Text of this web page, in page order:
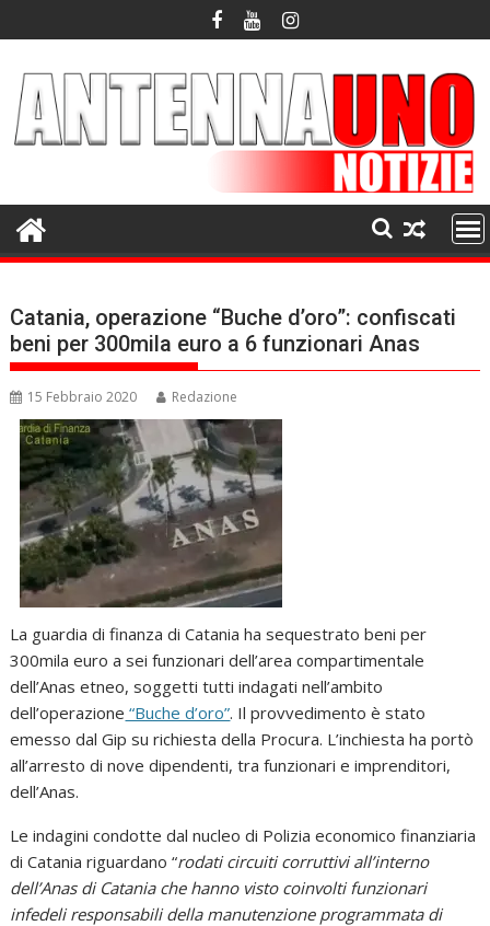
to
Catania, operazione “Buche d’oro”: confiscati
beni per 300mila euro a 6 funzionari Anas
15 Febbraio 2020 Redazione
La guardia di finanza di Catania ha sequestrato beni per
300mila euro a sei funzionari dell’area compartimentale
dell’Anas etneo, soggetti tutti indagati nell’ambito
dell’operazione “Buche d’oro”. Il provvedimento è stato
emesso dal Gip su richiesta della Procura. L’inchiesta ha portò
all’arresto di nove dipendenti, tra funzionari e imprenditori,
dell’Anas.
Le indagini condotte dal nucleo di Polizia economico finanziaria
di Catania riguardano “rodati circuiti corruttivi all’interno
dell’Anas di Catania che hanno visto coinvolti funzionari
infedeli responsabili della manutenzione programmata di